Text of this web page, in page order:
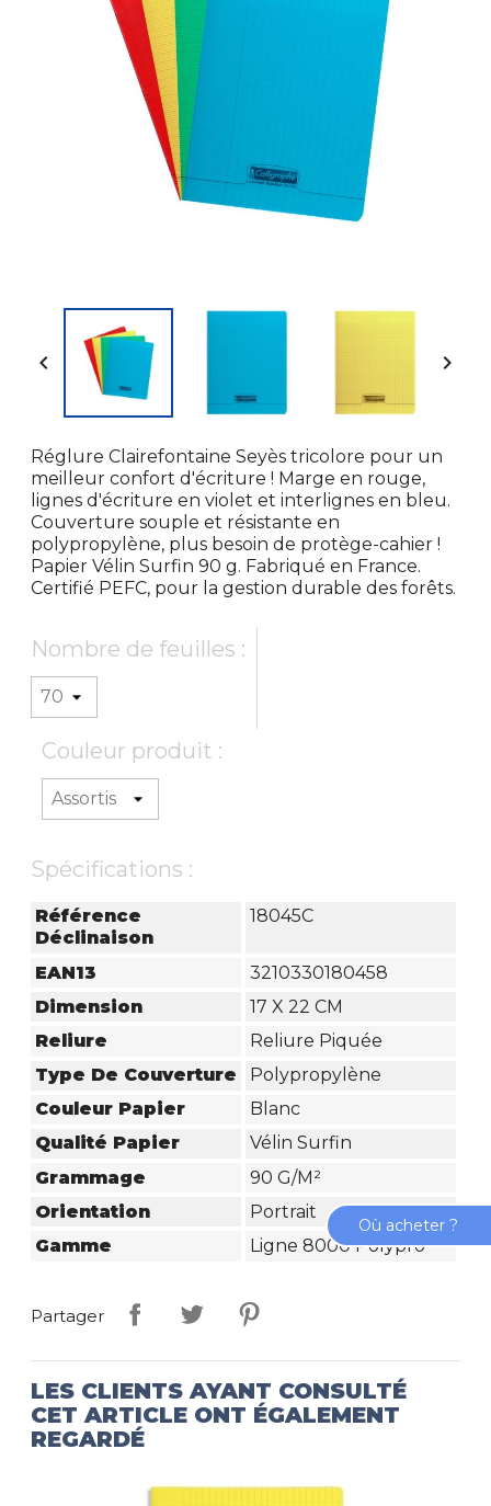
 
Réglure Clairefontaine Seyès tricolore pour un
meilleur confort d'écriture ! Marge en rouge,
lignes d'écriture en violet et interlignes en bleu.
Couverture souple et résistante en
polypropylène, plus besoin de protège-cahier !
Papier Vélin Surfin 90 g. Fabriqué en France.
Certifié PEFC, pour la gestion durable des forêts.
Nombre de feuilles :
Couleur produit :
Spécifications :
Référence
Déclinaison
18045C
EAN13
3210330180458
Dimension
17 X 22 CM
Reliure
Reliure Piquée
Type De Couverture
Polypropylène
Couleur Papier
Blanc
Qualité Papier
Vélin Surfin
Grammage
90 G/m²
Orientation
Portrait
Gamme
Ligne 8000 Polypro
Partager
LES CLIENTS AYANT CONSULTÉ
CET ARTICLE ONT ÉGALEMENT
REGARDÉ
Où acheter ?